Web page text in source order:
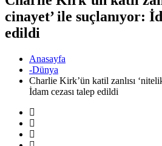
cinayet’ ile suçlanıyor:
edildi
Anasayfa
-Dünya
Charlie Kirk’ün katil zanlısı
İdam cezası talep edildi